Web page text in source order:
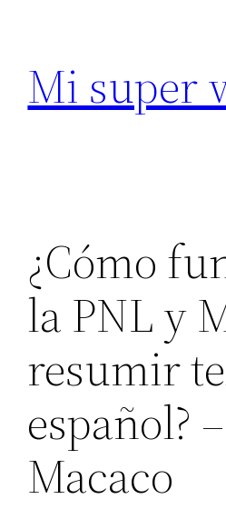
contenido
Mi super
¿Cómo
la PNL y
resumir
español?
Macaco